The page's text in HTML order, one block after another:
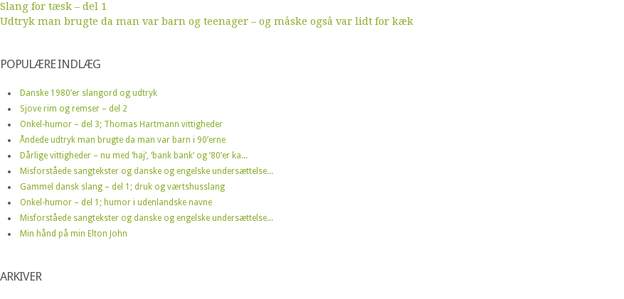
Slang for tæsk – del 1
Udtryk man brugte da man var barn og teenager – og måske også var lidt for kæk
POPULÆRE INDLÆG
Danske 1980’er slangord og udtryk
Sjove rim og remser – del 2
Onkel-humor – del 3; Thomas Hartmann vittigheder
Åndede udtryk man brugte da man var barn i 90’erne
Dårlige vittigheder – nu med ‘haj’, ‘bank bank’ og ’80’er ka...
Misforståede sangtekster og danske og engelske undersættelse...
Gammel dansk slang – del 1; druk og værtshusslang
Onkel-humor – del 1; humor i udenlandske navne
Misforståede sangtekster og danske og engelske undersættelse...
Min hånd på min Elton John
ARKIVER